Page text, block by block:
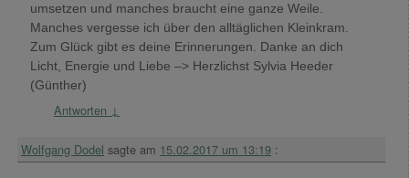
umsetzen und manches braucht eine ganze Weile.
Manches vergesse ich über den alltäglichen Kleinkram.
Zum Glück gibt es deine Erinnerungen. Danke an dich
Licht, Energie und Liebe –> Herzlichst Sylvia Heeder
(Günther)
Antworten ↓
Wolfgang Dodel sagte am 15.02.2017 um 13:19 :